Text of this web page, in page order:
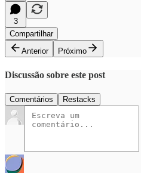
3
Compartilhar
Anterior
Próximo
Discussão sobre este post
Comentários Restacks